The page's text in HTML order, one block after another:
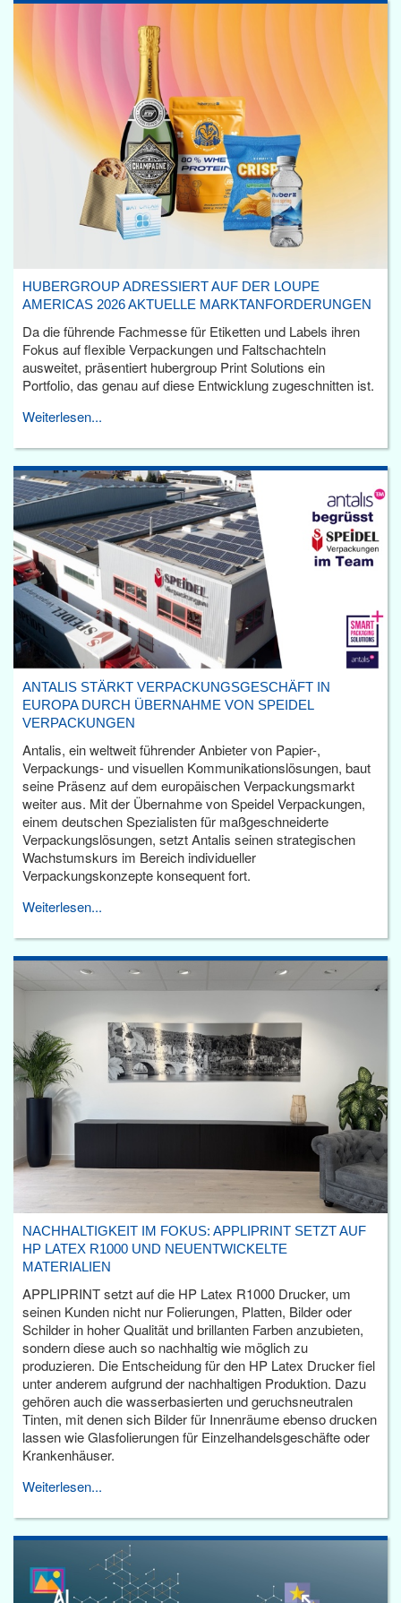
HUBERGROUP ADRESSIERT AUF DER LOUPE
AMERICAS 2026 AKTUELLE MARKTANFORDERUNGEN
Da die führende Fachmesse für Etiketten und Labels ihren
Fokus auf flexible Verpackungen und Faltschachteln
ausweitet, präsentiert hubergroup Print Solutions ein
Portfolio, das genau auf diese Entwicklung zugeschnitten ist.
Weiterlesen...
ANTALIS STÄRKT VERPACKUNGSGESCHÄFT IN
EUROPA DURCH ÜBERNAHME VON SPEIDEL
VERPACKUNGEN
Antalis, ein weltweit führender Anbieter von Papier-,
Verpackungs- und visuellen Kommunikationslösungen, baut
seine Präsenz auf dem europäischen Verpackungsmarkt
weiter aus. Mit der Übernahme von Speidel Verpackungen,
einem deutschen Spezialisten für maßgeschneiderte
Verpackungslösungen, setzt Antalis seinen strategischen
Wachstumskurs im Bereich individueller
Verpackungskonzepte konsequent fort.
Weiterlesen...
NACHHALTIGKEIT IM FOKUS: APPLIPRINT SETZT AUF
HP LATEX R1000 UND NEUENTWICKELTE
MATERIALIEN
APPLIPRINT setzt auf die HP Latex R1000 Drucker, um
seinen Kunden nicht nur Folierungen, Platten, Bilder oder
Schilder in hoher Qualität und brillanten Farben anzubieten,
sondern diese auch so nachhaltig wie möglich zu
produzieren. Die Entscheidung für den HP Latex Drucker fiel
unter anderem aufgrund der nachhaltigen Produktion. Dazu
gehören auch die wasserbasierten und geruchsneutralen
Tinten, mit denen sich Bilder für Innenräume ebenso drucken
lassen wie Glasfolierungen für Einzelhandelsgeschäfte oder
Krankenhäuser.
Weiterlesen...